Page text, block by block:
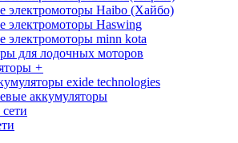
электромоторы Haibo (Хайбо)
электромоторы Haswing
электромоторы minn kota
для лодочных моторов
+
exide technologies
аккумуляторы